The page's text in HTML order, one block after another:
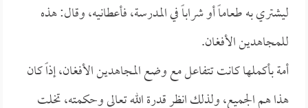
ليشتري به طعاماً أو شراباً في المدرسة، فأعطانيه، وقال: هذه
للمجاهدين الأفغان.
أمة بأكملها كانت تتفاعل مع وضع المجاهدين الأفغان، إذاً كان
هذا هم الجميع، ولذلك انظر قدرة الله تعالى وحكمته، تخلت